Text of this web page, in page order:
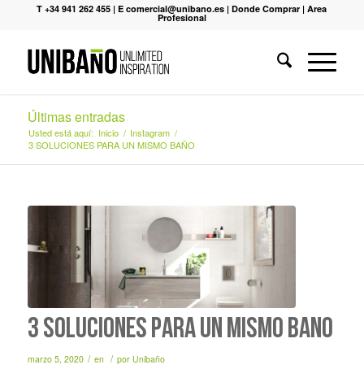
T +34 941 262 455 |E comercial@unibano.es |Donde Comprar |Area
Profesional
Últimas entradas
Usted está aquí: Inicio / Instagram /
3 SOLUCIONES PARA UN MISMO BAÑO
3 SOLUCIONES PARA UN MISMO BAÑO
marzo 5, 2020 / en / por Unibaño